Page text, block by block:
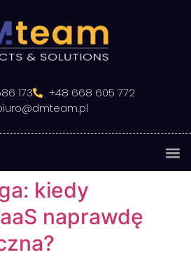
173
+48 668 605 772
kiedy
naprawdę